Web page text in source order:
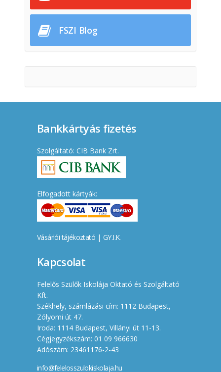
FSZI Blog
Bankkártyás fizetés
Szolgáltató: CIB Bank Zrt.
Elfogadott kártyák:
Vásárlói tájékoztató | GY.I.K.
Kapcsolat
Felelős Szülők Iskolája Oktató és Szolgáltató
Kft.
Székhely, számlázási cím: 1112 Budapest,
Zólyomi út 47.
Iroda: 1114 Budapest, Villányi út 11-13.
Cégjegyzékszám: 01 09 966630
Adószám: 23461176-2-43
info@felelosszulokiskolaja.hu